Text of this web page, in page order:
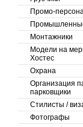
Промо-
Монтажники
Модели на
Хостес
Охрана
Организация
парковщики
Стилисты /
Фотографы